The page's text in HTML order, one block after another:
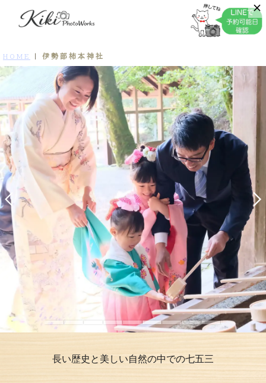
HOME 伊勢部柿本神社
長い歴史と美しい自然の中での七五三